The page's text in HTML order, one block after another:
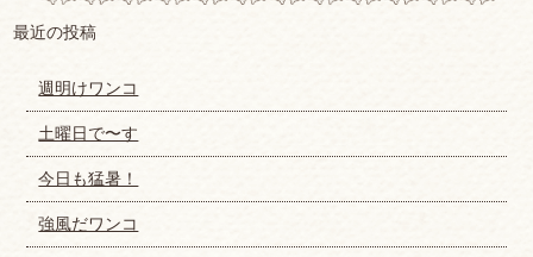
最近の投稿
週明けワンコ
土曜日で〜す
今日も猛暑！
強風だワンコ